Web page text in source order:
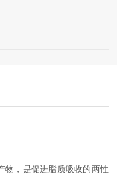
物，是促进脂质吸收的两性